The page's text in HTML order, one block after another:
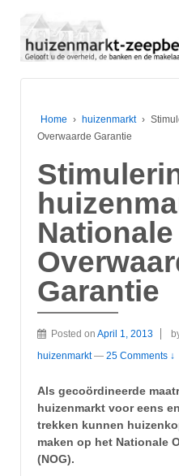
Home › huizenmarkt ›
Overwaarde Garantie
Nationale
Garantie
Posted on April 1, 2013
huizenmarkt — 25 Comments ↓
Als gecoördineerde
huizenmarkt voor eens
trekken kunnen
maken op het Nationale
(NOG).